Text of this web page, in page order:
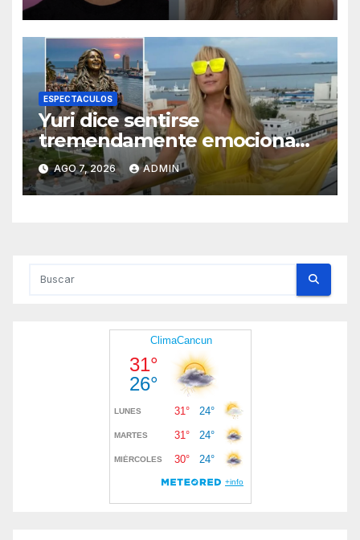
ESPECTACULOS
Yuri dice sentirse
tremendamente emocionada
sobre su estatua que le harán
en Veracruz
AGO 7, 2026 ADMIN